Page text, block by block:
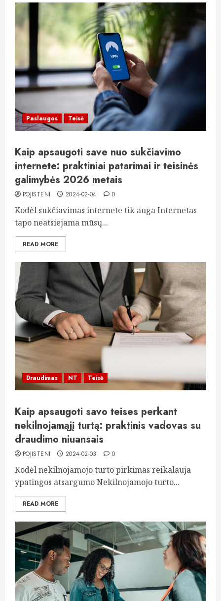
Paslaugos Teisė
Kaip apsaugoti save nuo sukčiavimo
internete: praktiniai patarimai ir teisinės
galimybės 2026 metais
POJISTENI 2024-02-04 0
Kodėl sukčiavimas internete tik auga Internetas
tapo neatsiejama mūsų...
READ MORE
Draudimas NT Teisė
Kaip apsaugoti savo teises perkant
nekilnojamąjį turtą: praktinis vadovas su
draudimo niuansais
POJISTENI 2024-02-03 0
Kodėl nekilnojamojo turto pirkimas reikalauja
ypatingos atsargumo Nekilnojamojo turto...
READ MORE